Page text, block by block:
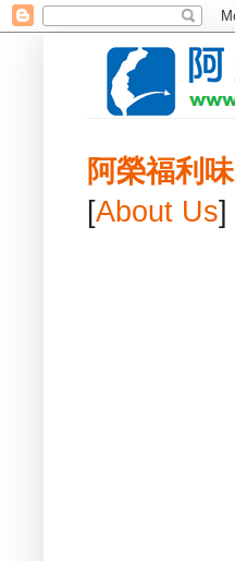
阿榮福利味
[About Us]